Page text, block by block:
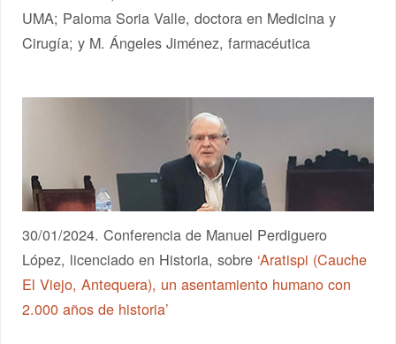
UMA; Paloma Soria Valle, doctora en Medicina y
Cirugía; y M. Ángeles Jiménez, farmacéutica
30/01/2024. Conferencia de Manuel Perdiguero
López, licenciado en Historia, sobre ‘Aratispi (Cauche
El Viejo, Antequera), un asentamiento humano con
2.000 años de historia’